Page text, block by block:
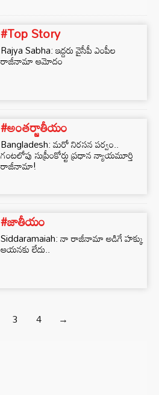
#Top Story
Rajya Sabha: ఇద్దరు వైసీపీ ఎంపీల
రాజీనామా ఆమోదం
#అంతర్జాతీయం
Bangladesh: మరో నిరసన పర్వం..
గంటలోపు సుప్రీంకోర్టు ప్రధాన న్యాయమూర్తి
రాజీనామా!
#జాతీయం
Siddaramaiah: నా రాజీనామా అడిగే హక్కు
ఆయనకు లేదు..
3 4 →